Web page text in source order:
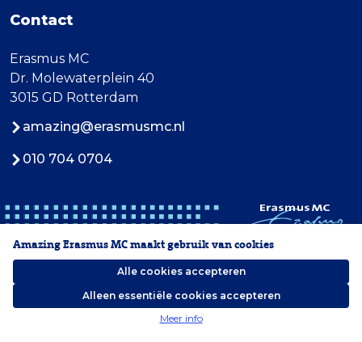
Contact
Erasmus MC
Dr. Molewaterplein 40
3015 GD Rotterdam
amazing@erasmusmc.nl
010 704 0704
2026 Erasmus MC
Amazing Erasmus MC maakt gebruik van cookies
Alle cookies accepteren
Alleen essentiële cookies accepteren
Meer info